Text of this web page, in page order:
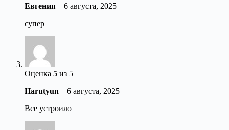
Евгения – 6 августа, 2025
супер
Оценка 5 из 5
Harutyun – 6 августа, 2025
Все устроило